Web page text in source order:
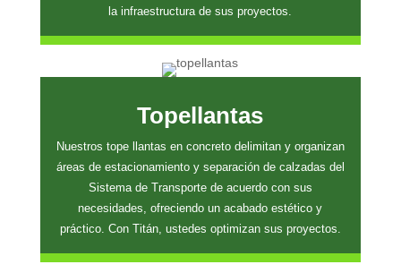
la infraestructura de sus proyectos.
Topellantas
Nuestros tope llantas en concreto delimitan y organizan
áreas de estacionamiento y separación de calzadas del
Sistema de Transporte de acuerdo con sus
necesidades, ofreciendo un acabado estético y
práctico. Con Titán, ustedes optimizan sus proyectos.